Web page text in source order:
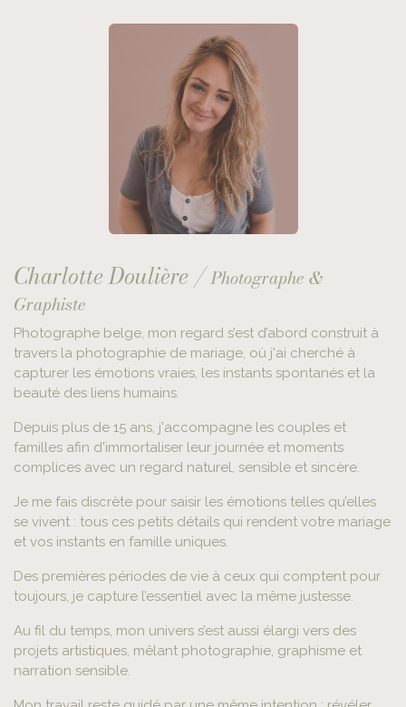
Charlotte Doulière /Photographe &
Graphiste
Photographe belge, mon regard s’est d’abord construit à
travers la photographie de mariage, où j'ai cherché à
capturer les émotions vraies, les instants spontanés et la
beauté des liens humains.
Depuis plus de 15 ans, j'accompagne les couples et
familles afin d'immortaliser leur journée et moments
complices avec un regard naturel, sensible et sincère.
Je me fais discrète pour saisir les émotions telles qu’elles
se vivent : tous ces petits détails qui rendent votre mariage
et vos instants en famille uniques.
Des premières périodes de vie à ceux qui comptent pour
toujours, je capture l’essentiel avec la même justesse.
Au fil du temps, mon univers s’est aussi élargi vers des
projets artistiques, mêlant photographie, graphisme et
narration sensible.